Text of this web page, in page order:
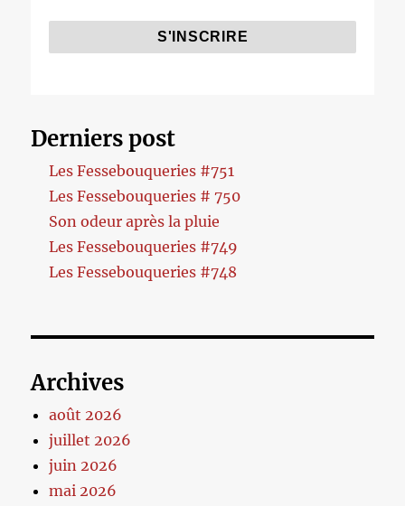
Derniers post
Les Fessebouqueries #751
Les Fessebouqueries # 750
Son odeur après la pluie
Les Fessebouqueries #749
Les Fessebouqueries #748
Archives
août 2026
juillet 2026
juin 2026
mai 2026